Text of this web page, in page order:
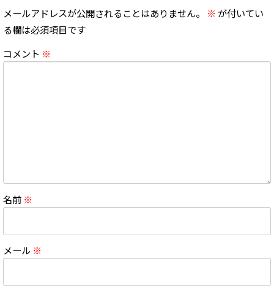
メールアドレスが公開されることはありません。 ※ が付いてい
る欄は必須項目です
コメント ※
名前 ※
メール ※